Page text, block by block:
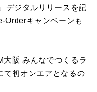
」デジタルリリースを記
Orderキャンペーンも
大阪 みんなでつくるラ
て初オンエアとなるの